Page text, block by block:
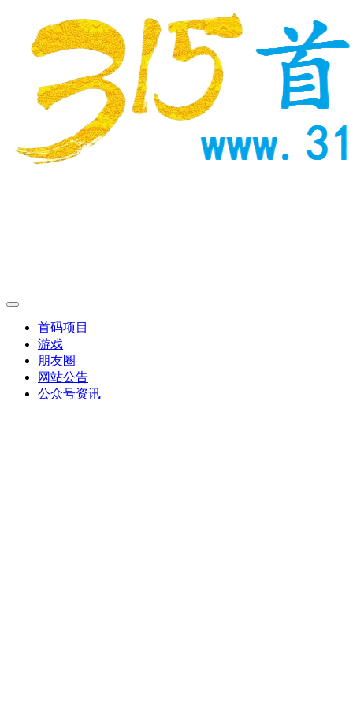
首码项目
游戏
朋友圈
网站公告
公众号资讯